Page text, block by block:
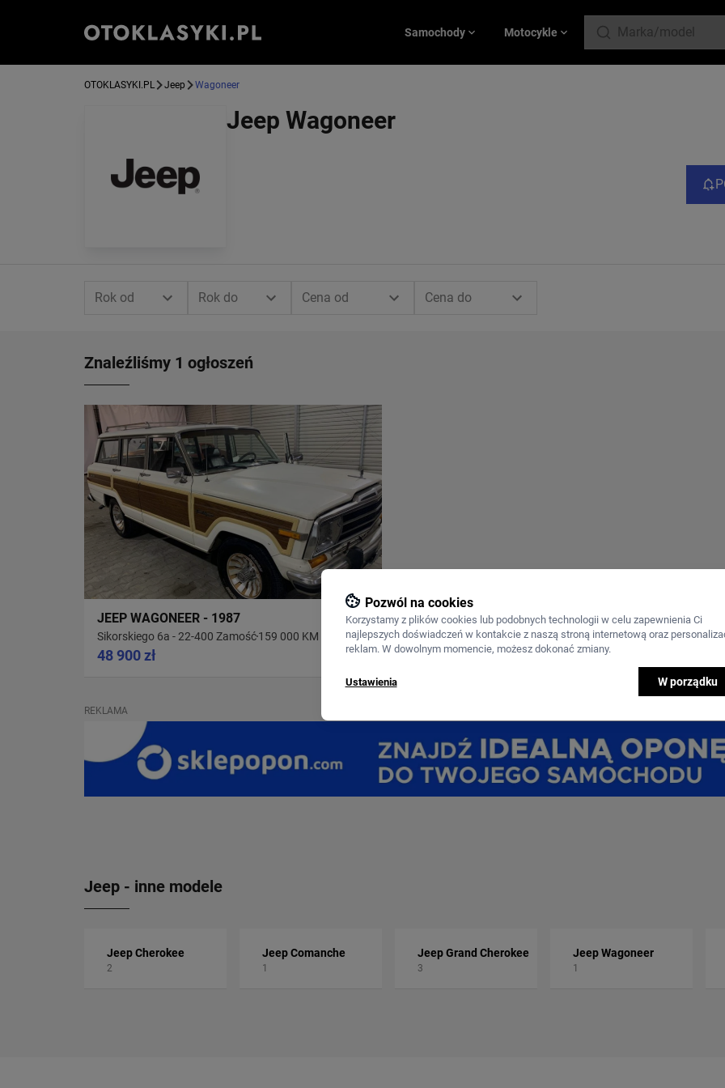
Samochody Motocykle
OTOKLASYKI.PL Jeep Wagoneer
Jeep Wagoneer
Rok od Rok do Cena od Cena do
Znaleźliśmy 1 ogłoszeń
JEEP WAGONEER - 1987
Sikorskiego 6a - 22-400 Zamość159 000 KM
48 900 zł
REKLAMA
Jeep - inne modele
Jeep Cherokee
2
Jeep Comanche
1
Jeep Grand Cherokee
3
Jeep Wagoneer
1
Pozwól na cookies
Korzystamy z plików cookies lub podobnych technologii w celu zapewnienia Ci
najlepszych doświadczeń w kontakcie z naszą stroną internetową oraz
reklam. W dowolnym momencie, możesz dokonać zmiany.
Ustawienia W porządku